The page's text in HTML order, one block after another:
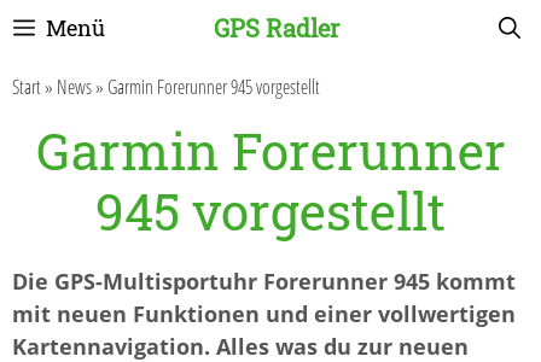
Zum
springen
GPS Radler
Menü
Start» News» Garmin Forerunner 945 vorgestellt
Garmin Forerunner
945 vorgestellt
Die GPS-Multisportuhr Forerunner 945 kommt
mit neuen Funktionen und einer vollwertigen
Kartennavigation. Alles was du zur neuen